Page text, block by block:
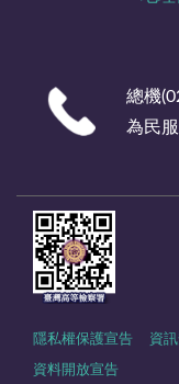
總機
為民
隱私權保護宣告 資
資料開放宣告